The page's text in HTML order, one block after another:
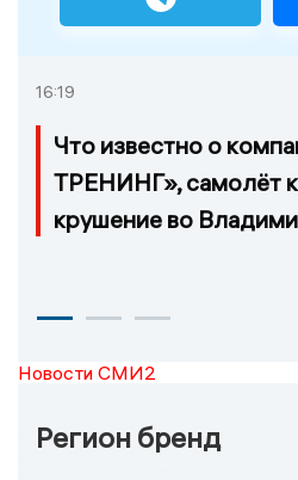
16:19
Что известно о
ТРЕНИНГ», самолёт
крушение во
Новости СМИ2
Регион бренд